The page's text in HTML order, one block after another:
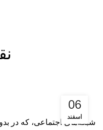
06
اسفند
شبکه‌های اجتماعی، که در بدو